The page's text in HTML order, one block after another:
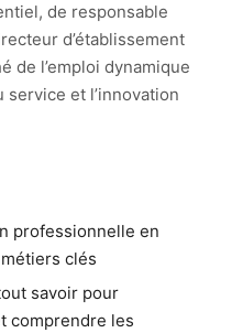
de responsable
d’établissement
de l’emploi dynamique
service et l’innovation
professionnelle en
clés
savoir pour
comprendre les